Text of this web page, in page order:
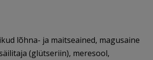
lõhna- ja maitseained, magusaine
(glütseriin), meresool,